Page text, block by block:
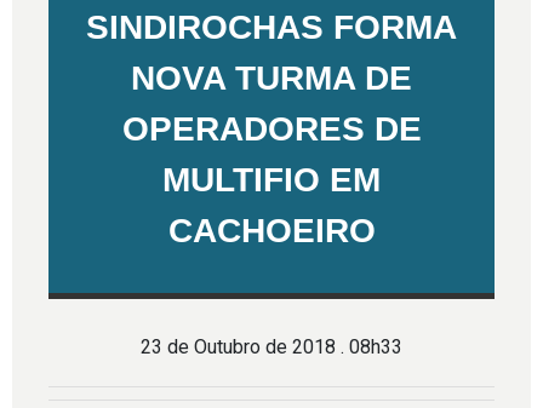
SINDIROCHAS FORMA
NOVA TURMA DE
OPERADORES DE
MULTIFIO EM
CACHOEIRO
23 de Outubro de 2018 . 08h33